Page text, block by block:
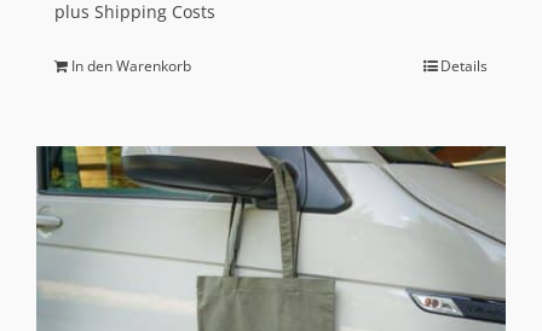
plus Shipping Costs
In den Warenkorb Details